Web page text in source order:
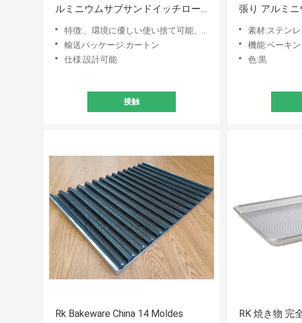
ルミニウムサブサンドイッチロー
ル ベーキングトレイとベーキング
パン
特徴:、環境に優しい使い捨て可能、貯蔵される
輸送パッケージ:カートン
仕様:設計可能
接触
張り アルミニ
ーガー パン
イ
素材:ステン
機能:ベーキ
色:黒
Rk Bakeware China 14 Moldes
RK 焼き物 完